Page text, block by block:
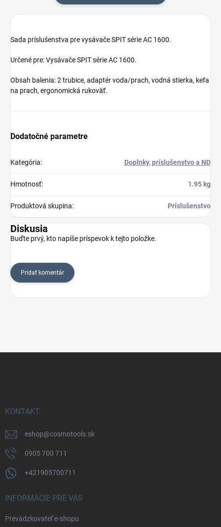
Sada príslušenstva pre vysávače SPIT série AC 1600.
Určené pre: Vysávače SPIT série AC 1600.
Obsah balenia: 2 trubice, adaptér voda/prach, vodná stierka, kefa
na prach, ergonomická rukoväť.
Dodatočné parametre
Kategória: Doplnky, príslušenstvo a ND
Hmotnosť: 1.95 kg
Produktová skupina: Príslušenstvo
Diskusia
Buďte prvý, kto napíše príspevok k tejto položke.
Pridať komentár
KONTAKT
eshop@cosmotools.sk
0905 700 711
+421905700711
INFORMÁCIE PRE VÁS
Prevádzkovateľ e-shopu